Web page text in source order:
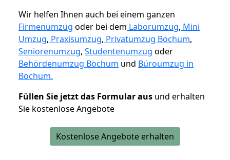
Wir helfen Ihnen auch bei einem ganzen
Firmenumzug oder bei dem Laborumzug, Mini
Umzug, Praxisumzug, Privatumzug Bochum,
Seniorenumzug, Studentenumzug oder
Behördenumzug Bochum und Büroumzug in
Bochum.
Füllen Sie jetzt das Formular aus und erhalten
Sie kostenlose Angebote
Kostenlose Angebote erhalten